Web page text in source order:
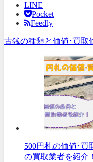
LINE
Pocket
Feedly
古銭の種類と価値･買取
500円札の価値･
の買取業者を紹介！